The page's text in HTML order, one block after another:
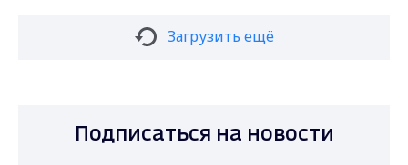
Загрузить ещё
Подписаться на новости